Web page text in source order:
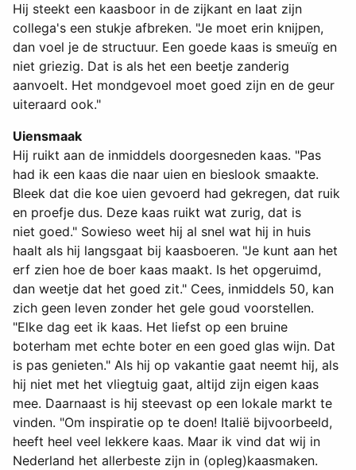
Hij steekt een kaasboor in de zijkant en laat zijn
collega's een stukje afbreken. "Je moet erin knijpen,
dan voel je de structuur. Een goede kaas is smeuïg en
niet griezig. Dat is als het een beetje zanderig
aanvoelt. Het mondgevoel moet goed zijn en de geur
uiteraard ook."
Uiensmaak
Hij ruikt aan de inmiddels doorgesneden kaas. "Pas
had ik een kaas die naar uien en bieslook smaakte.
Bleek dat die koe uien gevoerd had gekregen, dat ruik
en proefje dus. Deze kaas ruikt wat zurig, dat is
niet goed." Sowieso weet hij al snel wat hij in huis
haalt als hij langsgaat bij kaasboeren. "Je kunt aan het
erf zien hoe de boer kaas maakt. Is het opgeruimd,
dan weetje dat het goed zit." Cees, inmiddels 50, kan
zich geen leven zonder het gele goud voorstellen.
"Elke dag eet ik kaas. Het liefst op een bruine
boterham met echte boter en een goed glas wijn. Dat
is pas genieten." Als hij op vakantie gaat neemt hij, als
hij niet met het vliegtuig gaat, altijd zijn eigen kaas
mee. Daarnaast is hij steevast op een lokale markt te
vinden. "Om inspiratie op te doen! Italië bijvoorbeeld,
heeft heel veel lekkere kaas. Maar ik vind dat wij in
Nederland het allerbeste zijn in (opleg)kaasmaken.